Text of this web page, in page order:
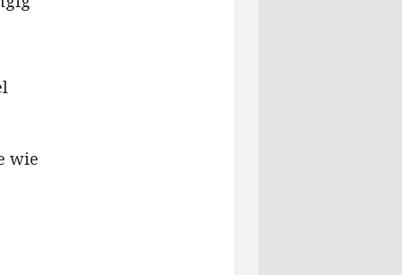
wie